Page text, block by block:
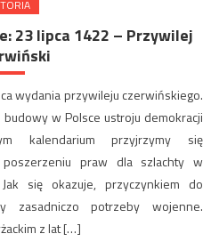
23 lipca 1422 – Przywilej
wydania przywileju czerwińskiego.
w Polsce ustroju demokracji
kalendarium przyjrzymy się
poszerzeniu praw dla szlachty w
się okazuje, przyczynkiem do
zasadniczo potrzeby wojenne.
z lat […]